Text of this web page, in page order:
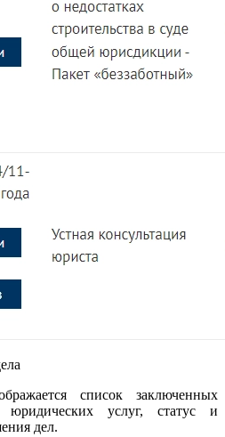
список заключенных
юридических услуг, статус и
дел.